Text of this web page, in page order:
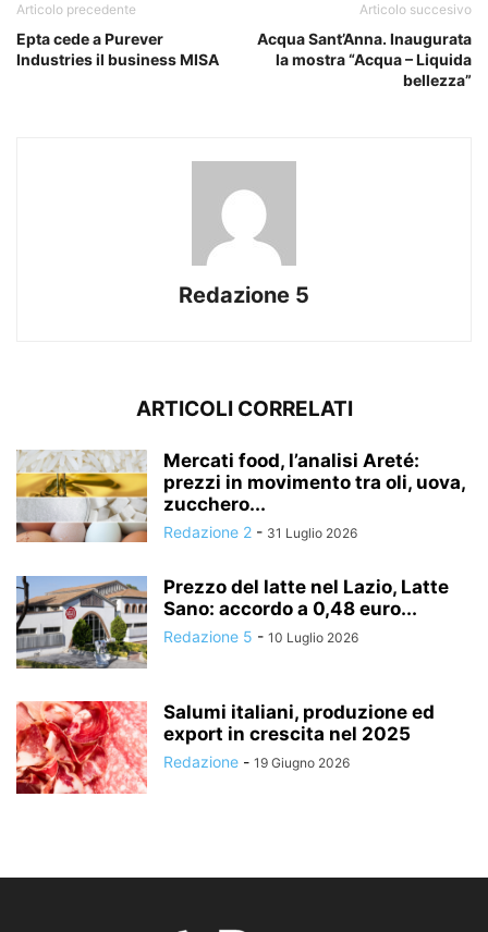
Articolo precedente
Epta cede a Purever
Industries il business MISA
Articolo succesivo
Acqua Sant’Anna. Inaugurata
la mostra “Acqua – Liquida
bellezza”
Redazione 5
ARTICOLI CORRELATI
Mercati food, l’analisi Areté:
prezzi in movimento tra oli, uova,
zucchero...
Redazione 2 - 31 Luglio 2026
Prezzo del latte nel Lazio, Latte
Sano: accordo a 0,48 euro...
Redazione 5 - 10 Luglio 2026
Salumi italiani, produzione ed
export in crescita nel 2025
Redazione - 19 Giugno 2026